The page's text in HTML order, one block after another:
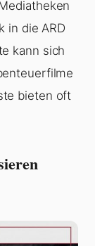
in die ARD
kann sich
bieten oft